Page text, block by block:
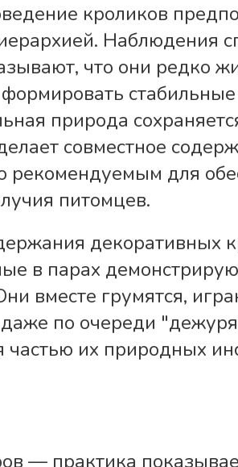
кроликов
Наблюдения
что они редко
природа
совместное
рекомендуемым для
питомцев.
декоративных
в парах
вместе грумятся,
по очереди
частью их природных
— практика